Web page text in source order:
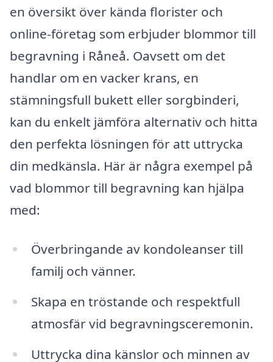
en översikt över kända florister och
online-företag som erbjuder blommor till
begravning i Råneå. Oavsett om det
handlar om en vacker krans, en
stämningsfull bukett eller sorgbinderi,
kan du enkelt jämföra alternativ och hitta
den perfekta lösningen för att uttrycka
din medkänsla. Här är några exempel på
vad blommor till begravning kan hjälpa
med:
Överbringande av kondoleanser till
familj och vänner.
Skapa en tröstande och respektfull
atmosfär vid begravningsceremonin.
Uttrycka dina känslor och minnen av